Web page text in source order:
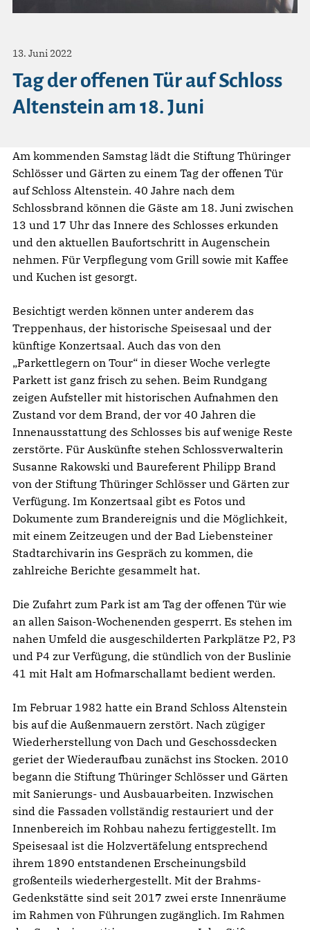
13. Juni 2022
Tag der offenen Tür auf Schloss
Altenstein am 18. Juni
Am kommenden Samstag lädt die Stiftung Thüringer
Schlösser und Gärten zu einem Tag der offenen Tür
auf Schloss Altenstein. 40 Jahre nach dem
Schlossbrand können die Gäste am 18. Juni zwischen
13 und 17 Uhr das Innere des Schlosses erkunden
und den aktuellen Baufortschritt in Augenschein
nehmen. Für Verpflegung vom Grill sowie mit Kaffee
und Kuchen ist gesorgt.
Besichtigt werden können unter anderem das
Treppenhaus, der historische Speisesaal und der
künftige Konzertsaal. Auch das von den
„Parkettlegern on Tour“ in dieser Woche verlegte
Parkett ist ganz frisch zu sehen. Beim Rundgang
zeigen Aufsteller mit historischen Aufnahmen den
Zustand vor dem Brand, der vor 40 Jahren die
Innenausstattung des Schlosses bis auf wenige Reste
zerstörte. Für Auskünfte stehen Schlossverwalterin
Susanne Rakowski und Baureferent Philipp Brand
von der Stiftung Thüringer Schlösser und Gärten zur
Verfügung. Im Konzertsaal gibt es Fotos und
Dokumente zum Brandereignis und die Möglichkeit,
mit einem Zeitzeugen und der Bad Liebensteiner
Stadtarchivarin ins Gespräch zu kommen, die
zahlreiche Berichte gesammelt hat.
Die Zufahrt zum Park ist am Tag der offenen Tür wie
an allen Saison-Wochenenden gesperrt. Es stehen im
nahen Umfeld die ausgeschilderten Parkplätze P2, P3
und P4 zur Verfügung, die stündlich von der Buslinie
41 mit Halt am Hofmarschallamt bedient werden.
Im Februar 1982 hatte ein Brand Schloss Altenstein
bis auf die Außenmauern zerstört. Nach zügiger
Wiederherstellung von Dach und Geschossdecken
geriet der Wiederaufbau zunächst ins Stocken. 2010
begann die Stiftung Thüringer Schlösser und Gärten
mit Sanierungs- und Ausbauarbeiten. Inzwischen
sind die Fassaden vollständig restauriert und der
Innenbereich im Rohbau nahezu fertiggestellt. Im
Speisesaal ist die Holzvertäfelung entsprechend
ihrem 1890 entstandenen Erscheinungsbild
großenteils wiederhergestellt. Mit der Brahms-
Gedenkstätte sind seit 2017 zwei erste Innenräume
im Rahmen von Führungen zugänglich. Im Rahmen